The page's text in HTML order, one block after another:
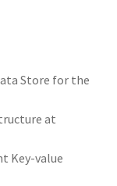
Store for the
at
Key-value